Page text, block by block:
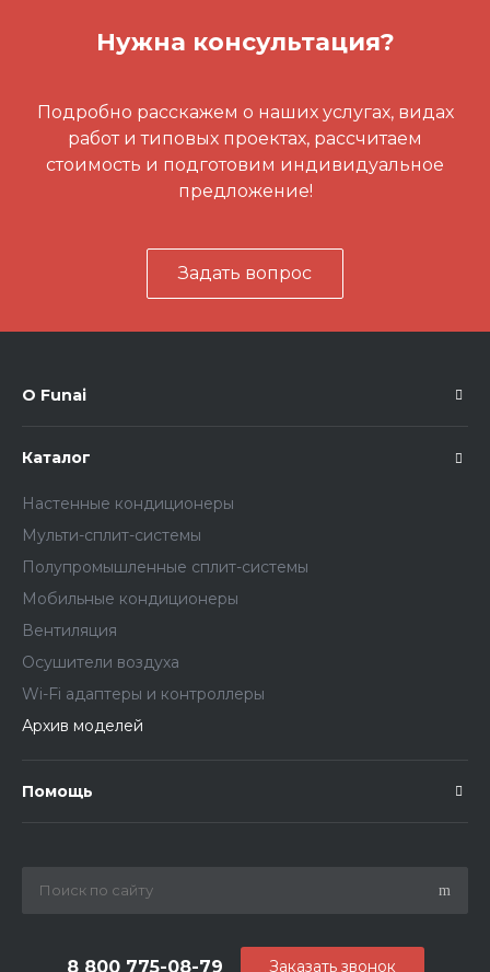
Нужна консультация?
Подробно расскажем о наших услугах, видах
работ и типовых проектах, рассчитаем
стоимость и подготовим индивидуальное
предложение!
Задать вопрос
О Funai
Каталог
Настенные кондиционеры
Мульти-сплит-системы
Полупромышленные сплит-системы
Мобильные кондиционеры
Вентиляция
Осушители воздуха
Wi-Fi адаптеры и контроллеры
Архив моделей
Помощь
8 800 775-08-79 Заказать звонок